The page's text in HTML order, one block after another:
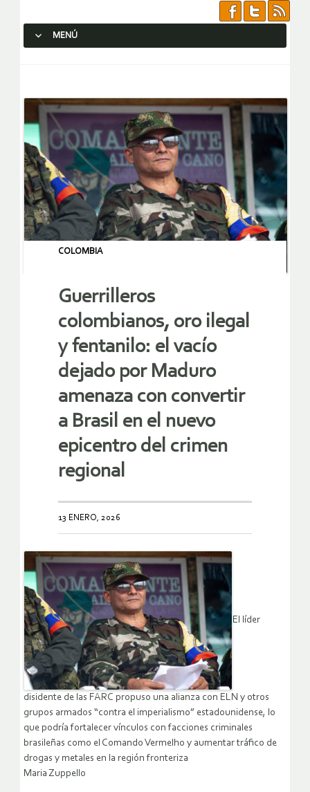
MENÚ
COLOMBIA
Guerrilleros
colombianos, oro ilegal
y fentanilo: el vacío
dejado por Maduro
amenaza con convertir
a Brasil en el nuevo
epicentro del crimen
regional
13 ENERO, 2026
El líder
disidente de las FARC propuso una alianza con ELN y otros
grupos armados “contra el imperialismo” estadounidense, lo
que podría fortalecer vínculos con facciones criminales
brasileñas como el Comando Vermelho y aumentar tráfico de
drogas y metales en la región fronteriza
Maria Zuppello